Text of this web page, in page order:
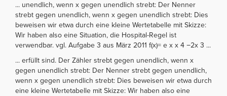
... unendlich, wenn x gegen unendlich strebt: Der Nenner
strebt gegen unendlich, wenn x gegen unendlich strebt: Dies
beweisen wir etwa durch eine kleine Wertetabelle mit Skizze:
Wir haben also eine Situation, die Hospital-Regel ist
verwendbar. vgl. Aufgabe 3 aus März 2011 f(x)= e x x 4 −2x 3 ...
... erfüllt sind. Der Zähler strebt gegen unendlich, wenn x
gegen unendlich strebt: Der Nenner strebt gegen unendlich,
wenn x gegen unendlich strebt: Dies beweisen wir etwa durch
eine kleine Wertetabelle mit Skizze: Wir haben also eine